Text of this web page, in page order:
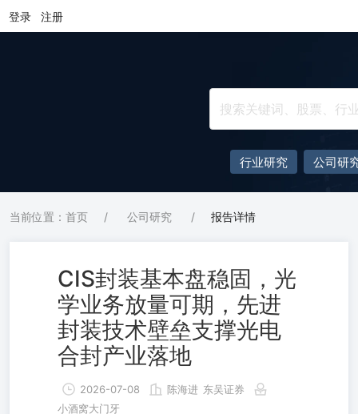
登录 注册
行业研究 公司研
当前位置：首页 / 公司研究 / 报告详情
CIS封装基本盘稳固，光
学业务放量可期，先进
封装技术壁垒支撑光电
合封产业落地
2026-07-08 陈海进 东吴证券
小酒窝大门牙